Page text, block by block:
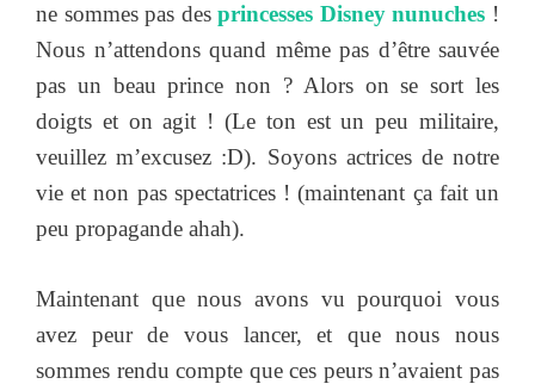
ne sommes pas desprincesses Disney nunuches !
Nous n’attendons quand même pas d’être sauvée
pas un beau prince non ? Alors on se sort les
doigts et on agit ! (Le ton est un peu militaire,
veuillez m’excusez :D). Soyons actrices de notre
vie et non pas spectatrices ! (maintenant ça fait un
peu propagande ahah).
Maintenant que nous avons vu pourquoi vous
avez peur de vous lancer, et que nous nous
sommes rendu compte que ces peurs n’avaient pas